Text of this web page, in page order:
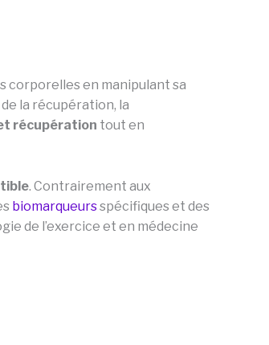
corporelles en manipulant sa
la récupération, la
récupération tout en
. Contrairement aux
biomarqueursspécifiques et des
de l’exercice et en médecine